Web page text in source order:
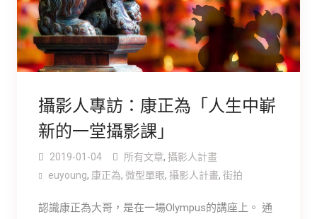
攝影人專訪：康正為「人生中嶄
新的一堂攝影課」
2019-01-04 所有文章, 攝影人計畫
euyoung, 康正為, 微型單眼, 攝影人計畫, 街拍
認識康正為大哥，是在一場Olympus的講座上。 通